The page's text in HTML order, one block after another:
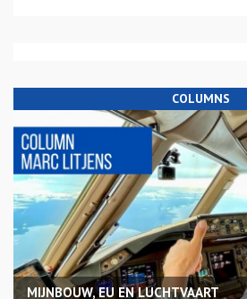
COLUMNS
MIJNBOUW, EU EN LUCHTVAART